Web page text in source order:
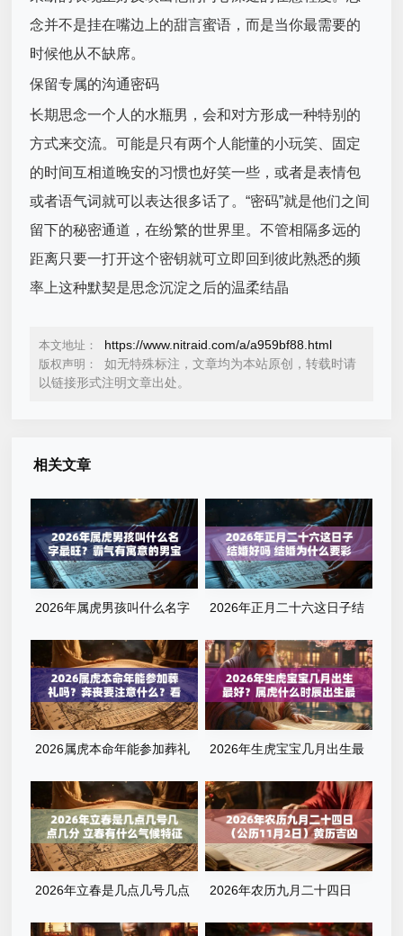
念并不是挂在嘴边上的甜言蜜语，而是当你最需要的
时候他从不缺席。
保留专属的沟通密码
长期思念一个人的水瓶男，会和对方形成一种特别的
方式来交流。可能是只有两个人能懂的小玩笑、固定
的时间互相道晚安的习惯也好笑一些，或者是表情包
或者语气词就可以表达很多话了。“密码”就是他们之间
留下的秘密通道，在纷繁的世界里。不管相隔多远的
距离只要一打开这个密钥就可立即回到彼此熟悉的频
率上这种默契是思念沉淀之后的温柔结晶
本文地址： https://www.nitraid.com/a/a959bf88.html
版权声明：
如无特殊标注，文章均为本站原创，转载时请
以链接形式注明文章出处。
相关文章
2026年属虎男孩叫什么名字
字清单
2026年正月二十六这日子结
2026属虎本命年能参加葬礼
篇就懂了
2026年生虎宝宝几月出生最
运？全解析来了
2026年立春是几点几号几点
2026年农历九月二十四日